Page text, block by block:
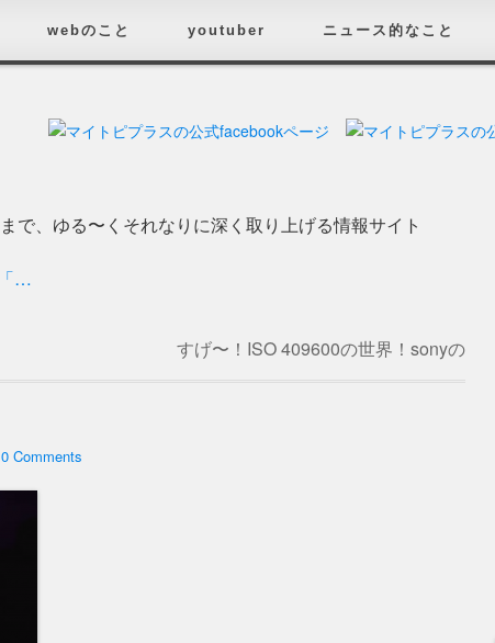
webのこと youtuber ニュース的なこと
で、ゆる〜くそれなりに深く取り上げる情報サイト
…
すげ〜！ISO 409600の世界！sonyの
0 Comments